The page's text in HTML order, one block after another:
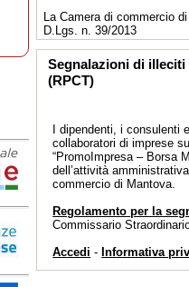
La Camera di commercio
D.Lgs. n. 39/2013
Segnalazioni di illeciti
(RPCT)
I dipendenti, i
collaboratori di imprese
“PromoImpresa – Borsa
dell’attività
commercio di Mantova.
Regolamento per la
Commissario
Accedi - Informativa